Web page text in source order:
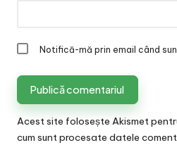
Notifică-mă prin email când
Acest site folosește Akismet
cum sunt procesate datele